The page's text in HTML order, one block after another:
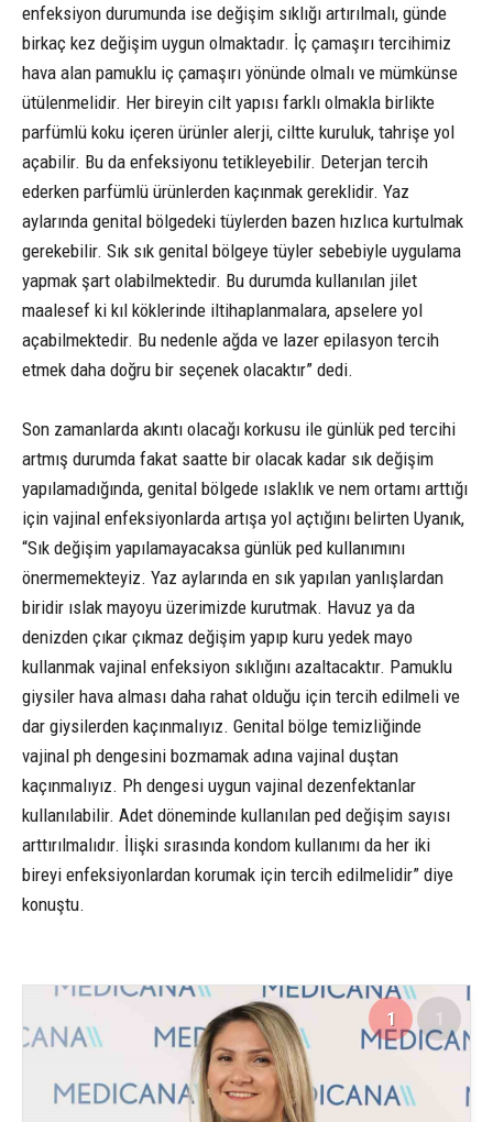
enfeksiyon durumunda ise değişim sıklığı artırılmalı, günde
birkaç kez değişim uygun olmaktadır. İç çamaşırı tercihimiz
hava alan pamuklu iç çamaşırı yönünde olmalı ve mümkünse
ütülenmelidir. Her bireyin cilt yapısı farklı olmakla birlikte
parfümlü koku içeren ürünler alerji, ciltte kuruluk, tahrişe yol
açabilir. Bu da enfeksiyonu tetikleyebilir. Deterjan tercih
ederken parfümlü ürünlerden kaçınmak gereklidir. Yaz
aylarında genital bölgedeki tüylerden bazen hızlıca kurtulmak
gerekebilir. Sık sık genital bölgeye tüyler sebebiyle uygulama
yapmak şart olabilmektedir. Bu durumda kullanılan jilet
maalesef ki kıl köklerinde iltihaplanmalara, apselere yol
açabilmektedir. Bu nedenle ağda ve lazer epilasyon tercih
etmek daha doğru bir seçenek olacaktır” dedi.
Son zamanlarda akıntı olacağı korkusu ile günlük ped tercihi
artmış durumda fakat saatte bir olacak kadar sık değişim
yapılamadığında, genital bölgede ıslaklık ve nem ortamı arttığı
için vajinal enfeksiyonlarda artışa yol açtığını belirten Uyanık,
“Sık değişim yapılamayacaksa günlük ped kullanımını
önermemekteyiz. Yaz aylarında en sık yapılan yanlışlardan
biridir ıslak mayoyu üzerimizde kurutmak. Havuz ya da
denizden çıkar çıkmaz değişim yapıp kuru yedek mayo
kullanmak vajinal enfeksiyon sıklığını azaltacaktır. Pamuklu
giysiler hava alması daha rahat olduğu için tercih edilmeli ve
dar giysilerden kaçınmalıyız. Genital bölge temizliğinde
vajinal ph dengesini bozmamak adına vajinal duştan
kaçınmalıyız. Ph dengesi uygun vajinal dezenfektanlar
kullanılabilir. Adet döneminde kullanılan ped değişim sayısı
arttırılmalıdır. İlişki sırasında kondom kullanımı da her iki
bireyi enfeksiyonlardan korumak için tercih edilmelidir” diye
konuştu.
1